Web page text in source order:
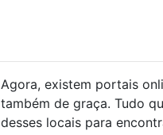
Agora, existem portais
também de graça. Tudo
desses locais para